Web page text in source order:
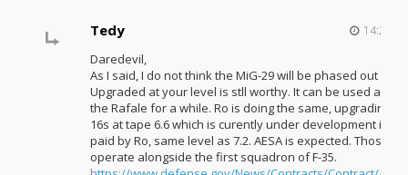
Tedy 14:27,
Daredevil,
As I said, I do not think the MiG-29 will be phased out so
Upgraded at your level is stll worthy. It can be used
the Rafale for a while. Ro is doing the same, upgrading all
16s at tape 6.6 which is curently under development in
paid by Ro, same level as 7.2. AESA is expected. Those
operate alongside the first squadron of F-35.